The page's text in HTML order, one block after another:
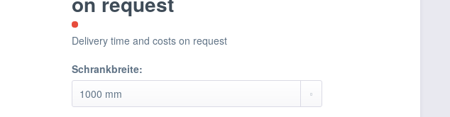
Delivery time and costs on request
Schrankbreite: